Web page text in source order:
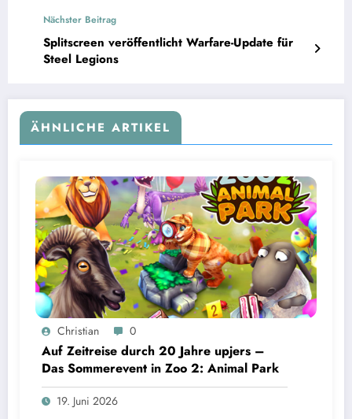
Nächster Beitrag
Splitscreen veröffentlicht Warfare-Update für
Steel Legions
ÄHNLICHE ARTIKEL
Christian 0
Auf Zeitreise durch 20 Jahre upjers –
Das Sommerevent in Zoo 2: Animal Park
19. Juni 2026